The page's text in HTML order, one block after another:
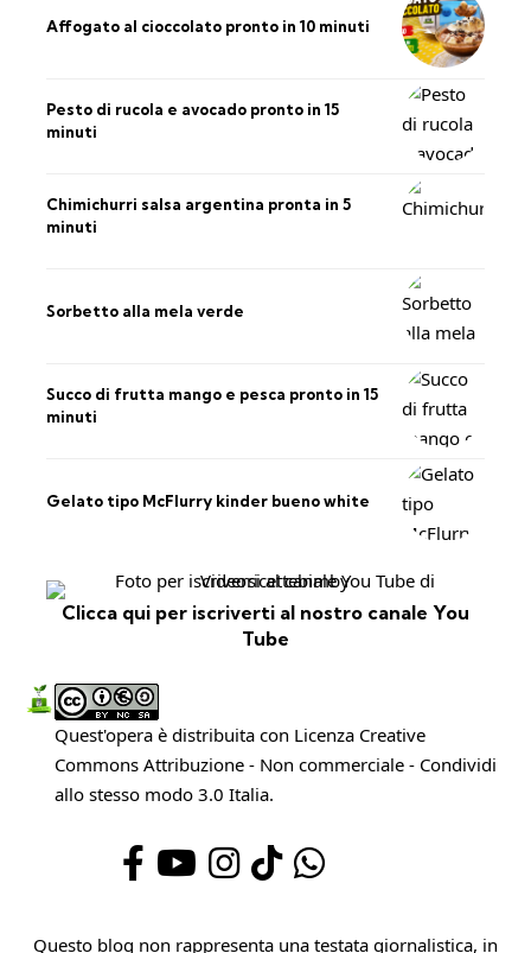
Affogato al cioccolato pronto in 10 minuti
Pesto di rucola e avocado pronto in 15
minuti
Chimichurri salsa argentina pronta in 5
minuti
Sorbetto alla mela verde
Succo di frutta mango e pesca pronto in 15
minuti
Gelato tipo McFlurry kinder bueno white
Clicca qui per iscriverti al nostro canale You
Tube
Quest'opera è distribuita con Licenza Creative
Commons Attribuzione - Non commerciale - Condividi
allo stesso modo 3.0 Italia.
Questo blog non rappresenta una testata giornalistica, in